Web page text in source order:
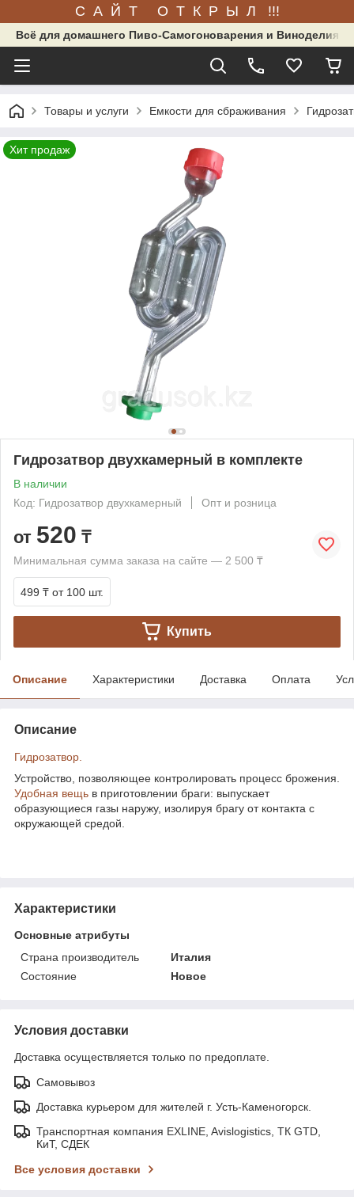
С А Й Т О Т К Р Ы Л !!!
Всё для домашнего Пиво-Самогоноварения и Виноделия.
Товары и услуги Емкости для сбраживания
Хит продаж
Гидрозатвор двухкамерный в комплекте
В наличии
Код: Гидрозатвор двухкамерный
Опт и розница
от 520 ₸
Минимальная сумма заказа на сайте — 2 500 ₸
499 ₸ от 100 шт.
Купить
Описание Характеристики Доставка Оплата
Описание
Гидрозатвор.
Устройство, позволяющее контролировать процесс брожения.
Удобная вещь в приготовлении браги: выпускает
образующиеся газы наружу, изолируя брагу от контакта с
окружающей средой.
Характеристики
Основные атрибуты
Страна производитель
Италия
Состояние
Новое
Условия доставки
Доставка осуществляется только по предоплате.
Самовывоз
Доставка курьером для жителей г. Усть-Каменогорск.
Транспортная компания EXLINE, Avislogistics, ТК GTD,
КиТ, СДЕК
Все условия доставки